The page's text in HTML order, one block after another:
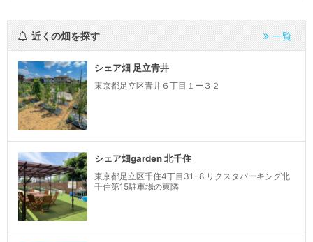
近くの畑を探す 一覧
シェア畑 足立青井
東京都足立区青井６丁目１ー３２
シェア畑garden 北千住
東京都足立区千住4丁目31−8 リクスタパーキング北
千住第15駐車場の東隣